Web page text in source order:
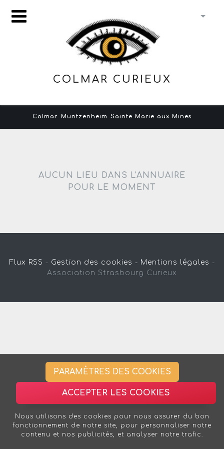
COLMAR CURIEUX
Colmar Muntzenheim Sainte-Marie-aux-Mines
AUCUN LIEU DANS L'ANNUAIRE
POUR LE MOMENT
Flux RSS - Gestion des cookies - Mentions légales -
Association Strasbourg Curieux
PARAMÈTRES DES COOKIES
ACCEPTER LES COOKIES
Nous utilisons des cookies pour nous assurer du bon
fonctionnement de notre site, pour personnaliser notre
contenu et nos publicités, et analyser notre trafic.